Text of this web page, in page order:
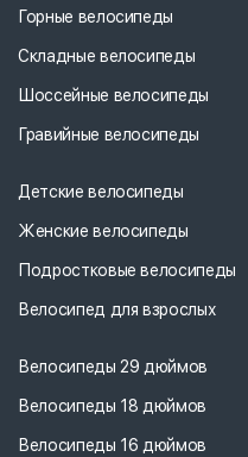
Горные велосипеды
Складные велосипеды
Шоссейные велосипеды
Гравийные велосипеды
Детские велосипеды
Женские велосипеды
Подростковые велосипеды
Велосипед для взрослых
Велосипеды 29 дюймов
Велосипеды 18 дюймов
Велосипеды 16 дюймов